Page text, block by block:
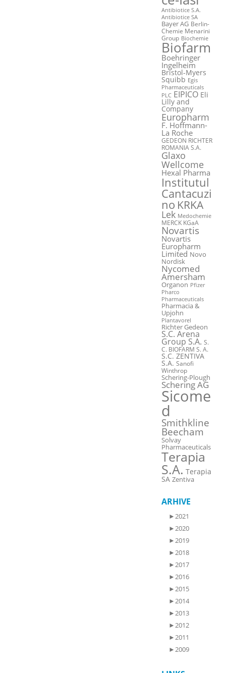
Antibiotice S.A.
Antibiotice SA
Bayer AG Berlin-
Chemie Menarini
Group Biochemie
Biofarm
Boehringer
Ingelheim
Bristol-Myers
Squibb Egis
Pharmaceuticals
PLC EIPICO Eli
Lilly and
Company
Europharm
F. Hoffmann-
La Roche
GEDEON RICHTER
ROMANIA S.A.
Glaxo
Wellcome
Hexal Pharma
Institutul
Cantacuzi
no KRKA
Lek Medochemie
MERCK KGaA
Novartis
Novartis
Europharm
Limited Novo
Nordisk
Nycomed
Amersham
Organon Pfizer
Pharco
Pharmaceuticals
Pharmacia &
Upjohn
Plantavorel
Richter Gedeon
S.C. Arena
Group S.A. S.
C. BIOFARM S. A.
S.C. ZENTIVA
S.A. Sanofi
Winthrop
Schering-Plough
Schering AG
Sicome
d
Smithkline
Beecham
Solvay
Pharmaceuticals
Terapia
S.A. Terapia
SA Zentiva
ARHIVE
►2021
►2020
►2019
►2018
►2017
►2016
►2015
►2014
►2013
►2012
►2011
►2009